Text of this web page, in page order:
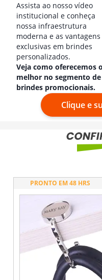
Assista ao nosso vídeo
institucional e conheça
nossa infraestrutura
moderna e as vantagens
exclusivas em brindes
personalizados.
Veja como oferecemos o
melhor no segmento de
brindes promocionais.
Clique e
PRONTO EM 48 HRS